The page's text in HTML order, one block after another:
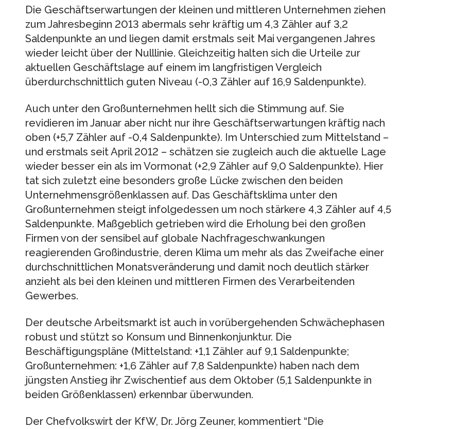
Die Geschäftserwartungen der kleinen und mittleren Unternehmen ziehen
zum Jahresbeginn 2013 abermals sehr kräftig um 4,3 Zähler auf 3,2
Saldenpunkte an und liegen damit erstmals seit Mai vergangenen Jahres
wieder leicht über der Nulllinie. Gleichzeitig halten sich die Urteile zur
aktuellen Geschäftslage auf einem im langfristigen Vergleich
überdurchschnittlich guten Niveau (-0,3 Zähler auf 16,9 Saldenpunkte).
Auch unter den Großunternehmen hellt sich die Stimmung auf. Sie
revidieren im Januar aber nicht nur ihre Geschäftserwartungen kräftig nach
oben (+5,7 Zähler auf -0,4 Saldenpunkte). Im Unterschied zum Mittelstand –
und erstmals seit April 2012 – schätzen sie zugleich auch die aktuelle Lage
wieder besser ein als im Vormonat (+2,9 Zähler auf 9,0 Saldenpunkte). Hier
tat sich zuletzt eine besonders große Lücke zwischen den beiden
Unternehmensgrößenklassen auf. Das Geschäftsklima unter den
Großunternehmen steigt infolgedessen um noch stärkere 4,3 Zähler auf 4,5
Saldenpunkte. Maßgeblich getrieben wird die Erholung bei den großen
Firmen von der sensibel auf globale Nachfrageschwankungen
reagierenden Großindustrie, deren Klima um mehr als das Zweifache einer
durchschnittlichen Monatsveränderung und damit noch deutlich stärker
anzieht als bei den kleinen und mittleren Firmen des Verarbeitenden
Gewerbes.
Der deutsche Arbeitsmarkt ist auch in vorübergehenden Schwächephasen
robust und stützt so Konsum und Binnenkonjunktur. Die
Beschäftigungspläne (Mittelstand: +1,1 Zähler auf 9,1 Saldenpunkte;
Großunternehmen: +1,6 Zähler auf 7,8 Saldenpunkte) haben nach dem
jüngsten Anstieg ihr Zwischentief aus dem Oktober (5,1 Saldenpunkte in
beiden Größenklassen) erkennbar überwunden.
Der Chefvolkswirt der KfW, Dr. Jörg Zeuner, kommentiert “Die